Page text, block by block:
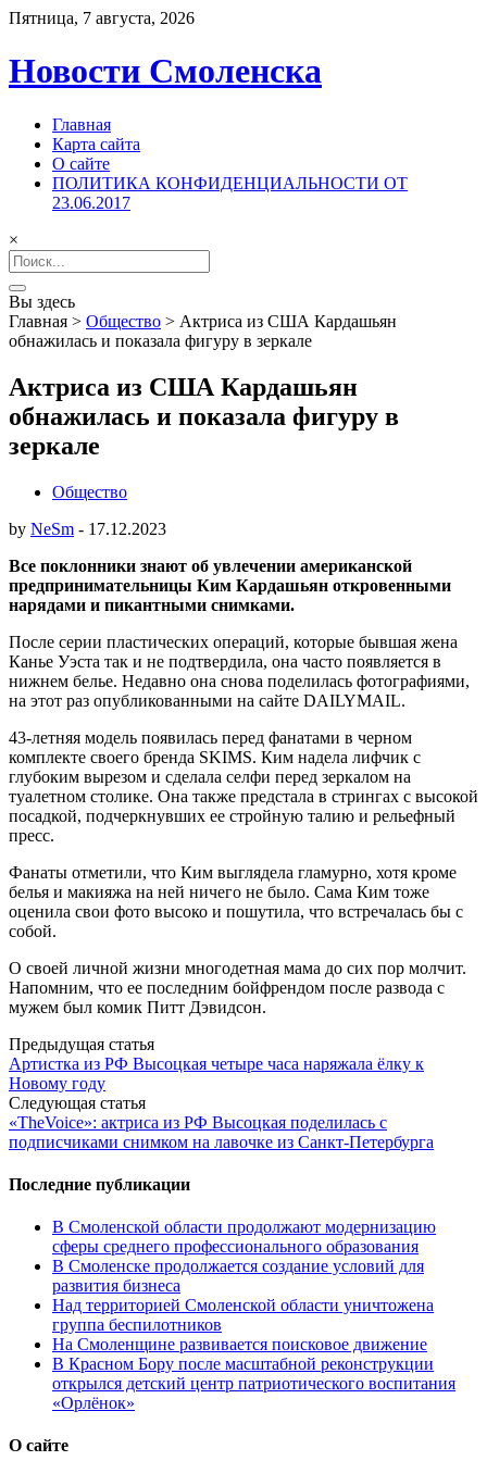
Пятница, 7 августа, 2026
Новости Смоленска
Главная
Карта сайта
О сайте
ПОЛИТИКА КОНФИДЕНЦИАЛЬНОСТИ ОТ
23.06.2017
×
Search
for:
Вы здесь
Главная > Общество > Актриса из США Кардашьян
обнажилась и показала фигуру в зеркале
Актриса из США Кардашьян
обнажилась и показала фигуру в
зеркале
Общество
by NeSm - 17.12.2023
Все поклонники знают об увлечении американской
предпринимательницы Ким Кардашьян откровенными
нарядами и пикантными снимками.
После серии пластических операций, которые бывшая жена
Канье Уэста так и не подтвердила, она часто появляется в
нижнем белье. Недавно она снова поделилась фотографиями,
на этот раз опубликованными на сайте DAILYMAIL.
43-летняя модель появилась перед фанатами в черном
комплекте своего бренда SKIMS. Ким надела лифчик с
глубоким вырезом и сделала селфи перед зеркалом на
туалетном столике. Она также предстала в стрингах с высокой
посадкой, подчеркнувших ее стройную талию и рельефный
пресс.
Фанаты отметили, что Ким выглядела гламурно, хотя кроме
белья и макияжа на ней ничего не было. Сама Ким тоже
оценила свои фото высоко и пошутила, что встречалась бы с
собой.
О своей личной жизни многодетная мама до сих пор молчит.
Напомним, что ее последним бойфрендом после развода с
мужем был комик Питт Дэвидсон.
Post
navigation
Предыдущая статья
Артистка из РФ Высоцкая четыре часа наряжала ёлку к
Новому году
Следующая статья
«TheVoice»: актриса из РФ Высоцкая поделилась с
подписчиками снимком на лавочке из Санкт-Петербурга
Последние публикации
В Смоленской области продолжают модернизацию
сферы среднего профессионального образования
В Смоленске продолжается создание условий для
развития бизнеса
Над территорией Смоленской области уничтожена
группа беспилотников
На Смоленщине развивается поисковое движение
В Красном Бору после масштабной реконструкции
открылся детский центр патриотического воспитания
«Орлёнок»
О сайте